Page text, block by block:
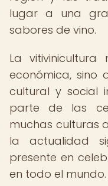
lugar a una
sabores de vino.
La
económica, sino
cultural y social
parte de las
muchas culturas
la actualidad
presente en
en todo el mundo.